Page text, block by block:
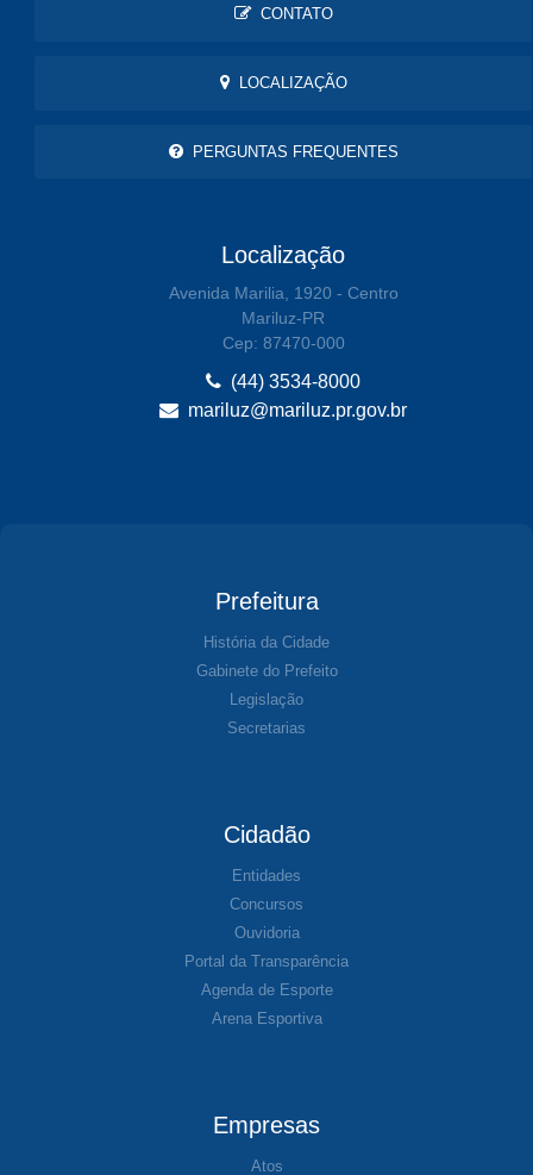
CONTATO
LOCALIZAÇÃO
PERGUNTAS FREQUENTES
Localização
Avenida Marilia, 1920 - Centro
Mariluz-PR
Cep: 87470-000
(44) 3534-8000
mariluz@mariluz.pr.gov.br
Prefeitura
História da Cidade
Gabinete do Prefeito
Legislação
Secretarias
Cidadão
Entidades
Concursos
Ouvidoria
Portal da Transparência
Agenda de Esporte
Arena Esportiva
Empresas
Atos